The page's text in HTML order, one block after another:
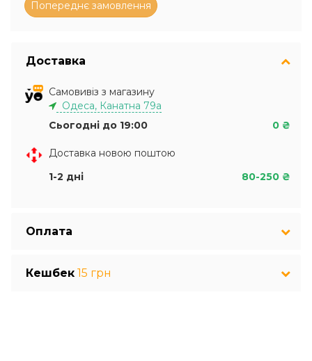
Доставка
Самовивіз з магазину
Одеса, Канатна 79а
Сьогодні до 19:00
0 ₴
Доставка новою поштою
1-2 дні
80-250 ₴
Оплата
Кешбек 15 грн